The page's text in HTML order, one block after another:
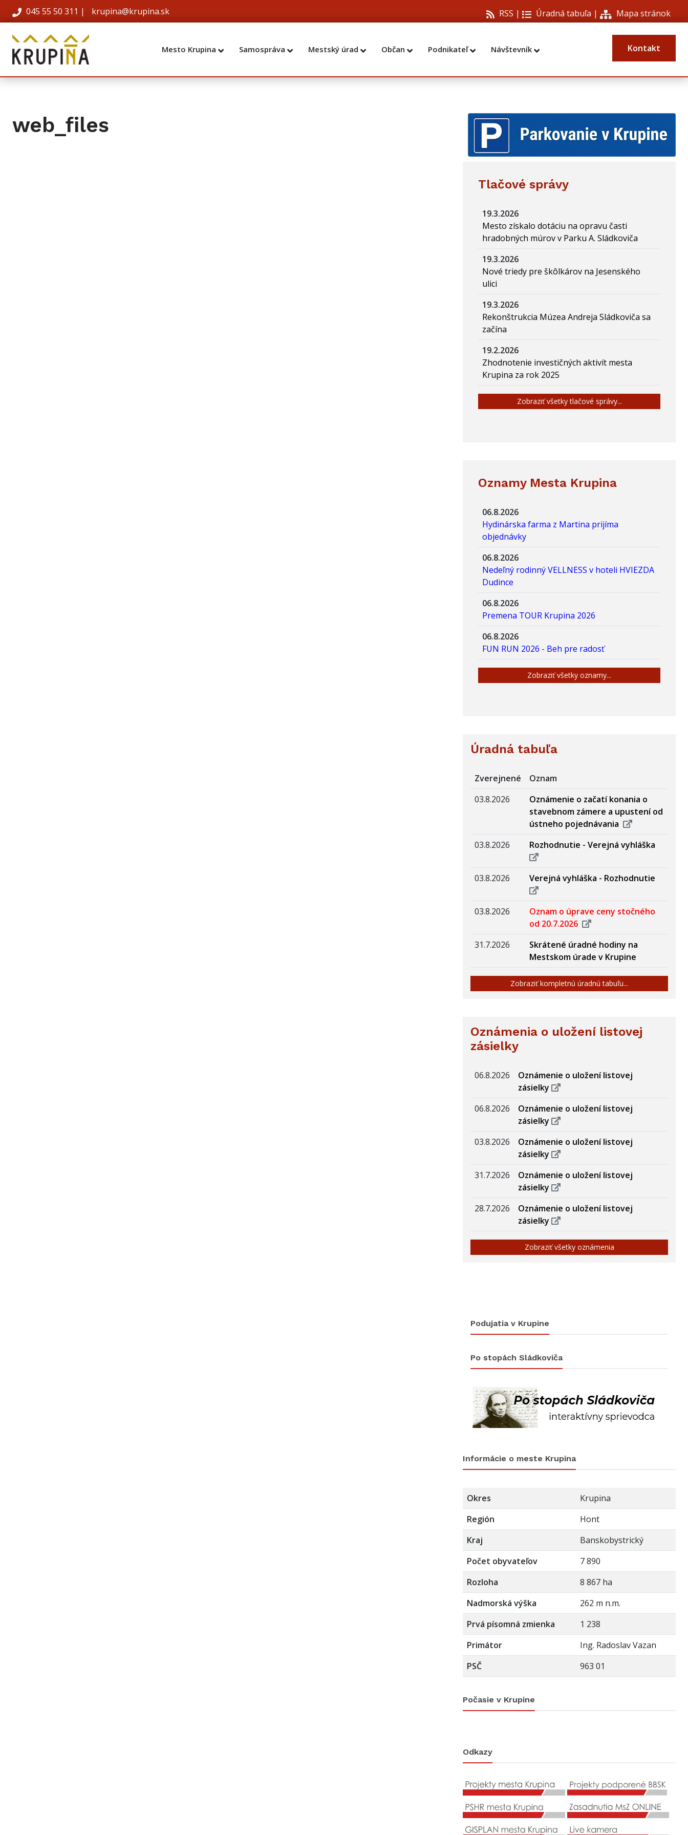
045 55 50 311 | krupina@krupina.sk RSS | Úradná tabuľa | Mapa stránok
Mesto Krupina Samospráva Mestský úrad Občan Podnikateľ Návštevník Kontakt
web_files
Tlačové správy
19.3.2026
Mesto získalo dotáciu na opravu časti
hradobných múrov v Parku A. Sládkoviča
19.3.2026
Nové triedy pre škôlkárov na Jesenského
ulici
19.3.2026
Rekonštrukcia Múzea Andreja Sládkoviča sa
začína
19.2.2026
Zhodnotenie investičných aktivít mesta
Krupina za rok 2025
Zobraziť všetky tlačové správy...
Oznamy Mesta Krupina
06.8.2026
Hydinárska farma z Martina prijíma
objednávky
06.8.2026
Nedeľný rodinný VELLNESS v hoteli HVIEZDA
Dudince
06.8.2026
Premena TOUR Krupina 2026
06.8.2026
FUN RUN 2026 - Beh pre radosť
Zobraziť všetky oznamy...
Úradná tabuľa
Zverejnené
Oznam
03.8.2026
Oznámenie o začatí konania o
stavebnom zámere a upustení od
ústneho pojednávania
03.8.2026
Rozhodnutie - Verejná vyhláška
03.8.2026 Verejná vyhláška - Rozhodnutie
03.8.2026
Oznam o úprave ceny stočného
od 20.7.2026
31.7.2026
Skrátené úradné hodiny na
Mestskom úrade v Krupine
Zobraziť kompletnú úradnú tabuľu...
Oznámenia o uložení listovej
zásielky
06.8.2026
Oznámenie o uložení listovej
zásielky
06.8.2026
Oznámenie o uložení listovej
zásielky
03.8.2026
Oznámenie o uložení listovej
zásielky
31.7.2026
Oznámenie o uložení listovej
zásielky
28.7.2026
Oznámenie o uložení listovej
zásielky
Zobraziť všetky oznámenia
Podujatia v Krupine
Po stopách Sládkoviča
Informácie o meste Krupina
Okres
Krupina
Región
Hont
Kraj
Banskobystrický
Počet obyvateľov
7 890
Rozloha
8 867 ha
Nadmorská výška
262 m n.m.
Prvá písomná zmienka
1 238
Primátor
Ing. Radoslav Vazan
PSČ
963 01
Počasie v Krupine
Odkazy